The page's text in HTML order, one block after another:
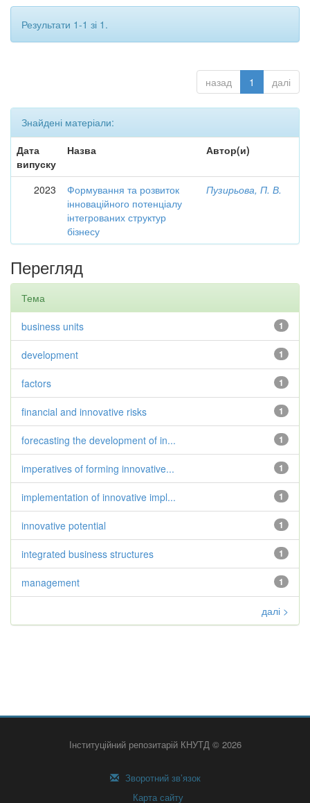
Результати 1-1 зі 1.
назад 1 далі
Знайдені матеріали:
Дата
випуску
Назва Автор(и)
2023
Формування та розвиток
інноваційного потенціалу
інтегрованих структур
бізнесу
Пузирьова, П. В.
Перегляд
Тема
1
business units
1
development
1
factors
1
financial and innovative risks
1
forecasting the development of in...
1
imperatives of forming innovative...
1
implementation of innovative impl...
1
innovative potential
1
integrated business structures
1
management
далі >
Інституційний репозитарій КНУТД © 2026
Зворотний зв’язок
Карта сайту